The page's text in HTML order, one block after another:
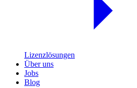
Lizenzlösungen
Über uns
Jobs
Blog